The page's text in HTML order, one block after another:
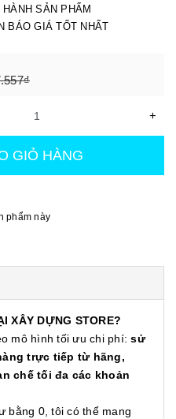
SẢN PHẨM
BÁO GIÁ TỐT NHẤT
+
GIỎ HÀNG
phẩm này
XÂY DỰNG STORE?
mô hình tối ưu chi phí:sử
trực tiếp từ hãng,
chế tối đa các khoản
bằng 0, tôi có thể mang